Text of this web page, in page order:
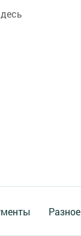
Разное